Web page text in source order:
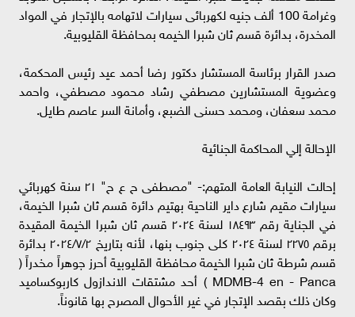
وغرامة 100 ألف جنيه لكهربائى سيارات لاتهامه بالإتجار في المواد
المخدرة، بدائرة قسم ثان شبرا الخيمه بمحافظة القليوبية.
صدر القرار برئاسة المستشار دكتور رضا أحمد عيد رئيس المحكمة،
وعضوية المستشارين مصطفي رشاد محمود مصطفي، واحمد
محمد سعفان، ومحمد حسنى الضبع، وأمانة السر عاصم طايل.
الإحالة إلي المحاكمة الجنائية
إحالت النيابة العامة المتهم:- "مصطفى ح ع ح" ٢١ سنة كهربائي
سيارات مقيم شارع داير الناحية بهتيم دائرة قسم ثان شبرا الخيمة،
في الجناية رقم ١٨٤٩٣ لسنة ٢٠٢٤ قسم ثان شبرا الخيمة المقيدة
برقم ٢٢٧٥ لسنة ۲۰٢٤ کلی جنوب بنها، لأنه بتاريخ ٢٠٢٤/٧/٢ بدائرة
قسم شرطة ثان شبرا الخيمة محافظة القليوبية أحرز جوهراً مخدراً (
MDMB-4 en - Panca ) أحد مشتقات الاندازول كاربوكساميد
وكان ذلك بقصد الإتجار في غير الأحوال المصرح بها قانوناً.